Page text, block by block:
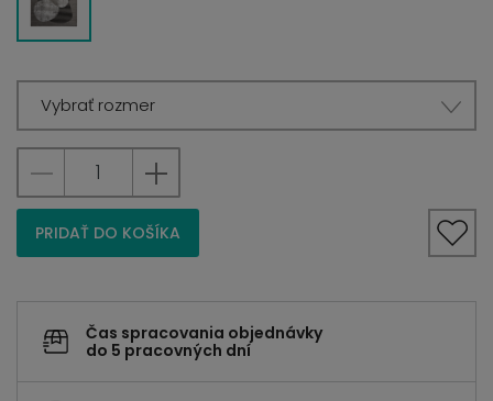
Vybrať rozmer
PRIDAŤ DO KOŠÍKA
Čas spracovania objednávky
do 5 pracovných dní